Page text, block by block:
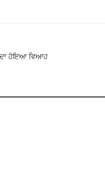
ਦਾ ਹੋਇਆ ਵਿਆਹ